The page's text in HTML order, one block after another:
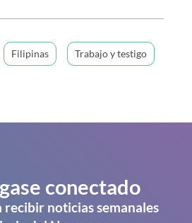
Filipinas Trabajo y testigo
conectado
recibir noticias semanales